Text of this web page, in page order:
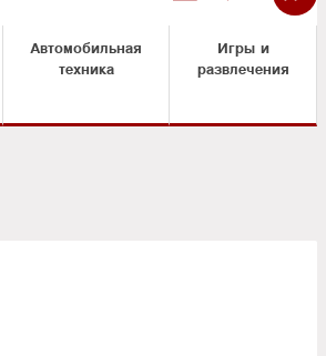
Автомобильная
техника
Игры и
развлечения